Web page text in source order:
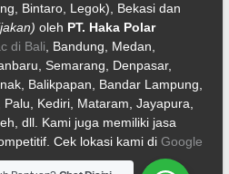
Bintaro, Legok), Bekasi dan
oleh PT. Haka Polar
di Bali, Bandung, Medan,
Semarang, Denpasar,
Balikpapan, Bandar Lampung,
Kediri, Mataram, Jayapura,
dll. Kami juga memiliki jasa
Cek lokasi kami di Google